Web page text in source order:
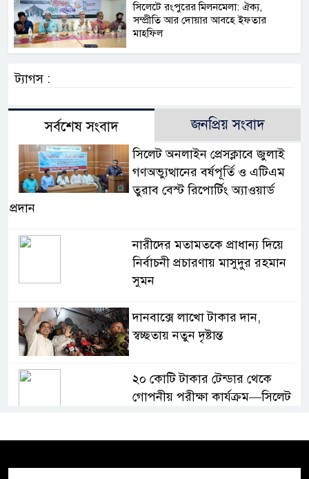
সিলেটে রংপুরের মিলনমেলা: ঐক্য,
সম্প্রীতি আর দোয়ার আবহে ইফতার
মাহফিল
ট্যাগস :
সর্বশেষ সংবাদ জনপ্রিয় সংবাদ
সিলেট অনলাইন প্রেসক্লাবে জুলাই
গণঅভ্যুত্থানের বর্ষপূর্তি ও এটিএম
তুরাব বেস্ট রিপোর্টিং অ্যাওয়ার্ড
প্রদান
নারীদের মতামতকে প্রাধান্য দিয়ে
নির্বাচনী প্রচারণায় মাসুদুর রহমান
সুমন
দানবাক্সে লাখো টাকার দান,
স্বচ্ছতায় নতুন দৃষ্টান্ত
২০ কোটি টাকার টেন্ডার থেকে
গোপনীয় পরীক্ষা কার্যক্রম—সিলেট
সিলেটে চিকিৎসকের কিশোর ছেলের